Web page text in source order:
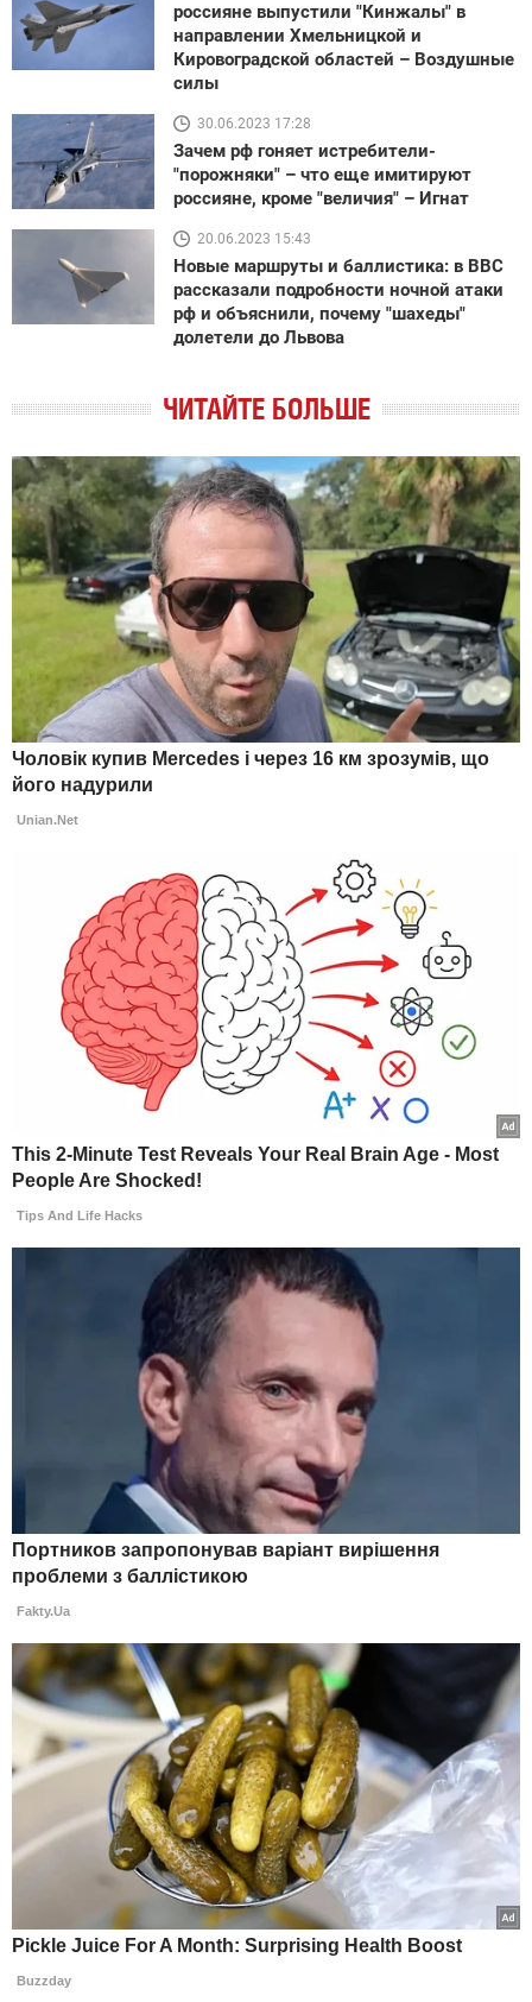
россияне выпустили "Кинжалы" в
направлении Хмельницкой и
Кировоградской областей – Воздушные
силы
30.06.2023 17:28
Зачем рф гоняет истребители-
"порожняки" – что еще имитируют
россияне, кроме "величия" – Игнат
20.06.2023 15:43
Новые маршруты и баллистика: в ВВС
рассказали подробности ночной атаки
рф и объяснили, почему "шахеды"
долетели до Львова
ЧИТАЙТЕ БОЛЬШЕ